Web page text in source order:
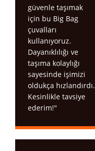
güvenle taşımak
için bu Big Bag
çuvalları
kullanıyoruz.
Dayanıklılığı ve
taşıma kolaylığı
sayesinde işimizi
oldukça hızlandırdı.
Kesinlikle tavsiye
ederim!"